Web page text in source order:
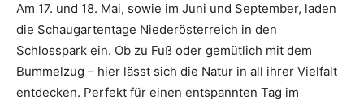
Am 17. und 18. Mai, sowie im Juni und September, laden
die Schaugartentage Niederösterreich in den
Schlosspark ein. Ob zu Fuß oder gemütlich mit dem
Bummelzug – hier lässt sich die Natur in all ihrer Vielfalt
entdecken. Perfekt für einen entspannten Tag im